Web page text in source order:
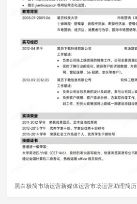
黑白极简市场运营新媒体运营市场运营助理简历